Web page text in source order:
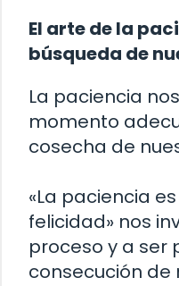
El arte de la
búsqueda de
La paciencia
momento
cosecha de
«La paciencia
felicidad» nos
proceso y a ser
consecución de